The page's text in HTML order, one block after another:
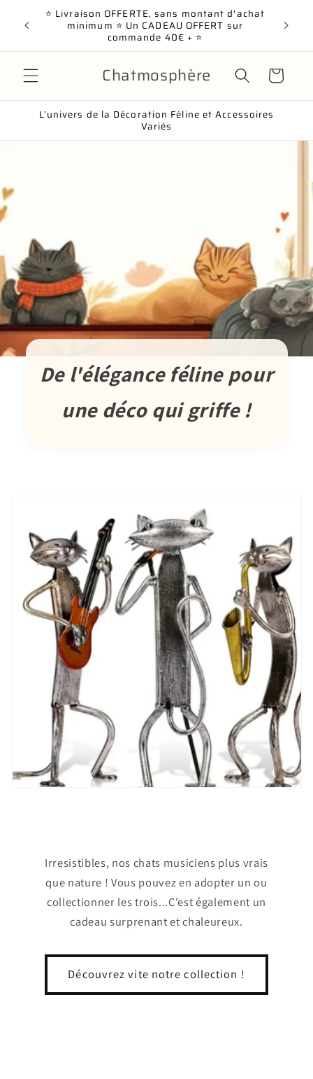
et passer
au
⭐ Livraison OFFERTE, sans montant d'achat
minimum ⭐ Un CADEAU OFFERT sur
commande 40€ + ⭐
Chatmosphère Panier
L’univers de la Décoration Féline et Accessoires
Variés
De l'élégance féline pour
une déco qui griffe !
Irresistibles, nos chats musiciens plus vrais
que nature ! Vous pouvez en adopter un ou
collectionner les trois...C'est également un
cadeau surprenant et chaleureux.
Découvrez vite notre collection !